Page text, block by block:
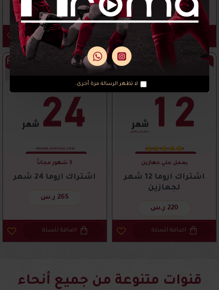
لا تظهر الرسالة مرة أخرى.
150 ر.س 200 ر.س
اضافة للسلة اضافة للسلة
يعمل علي جهازين
اشتراك اروما 12 شهر
لجهازين
220 ر.س
اضافة للسلة
3 شهور مجاناً
اشتراك اروما 24 شهر
265 ر.س
اضافة للسلة
قنوات متنوعة من جميع أنحاء